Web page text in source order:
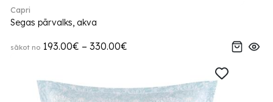
Capri
Segas pārvalks, akva
sākot no 193.00€ – 330.00€